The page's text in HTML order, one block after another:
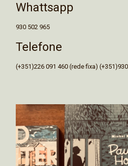
Whattsapp
930 502 965
Telefone
(+351)226 091 460 (rede fixa)